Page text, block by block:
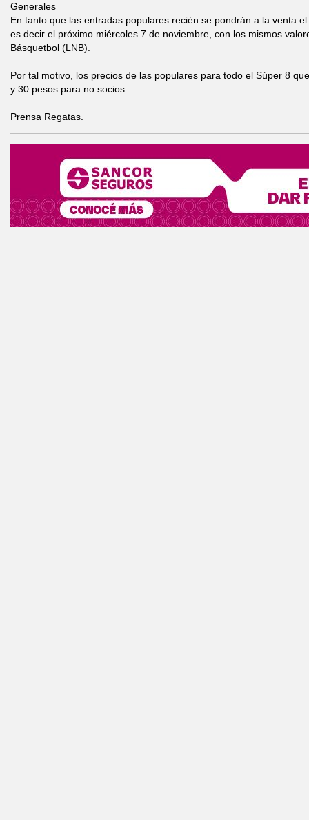
Generales
En tanto que las entradas populares recién se pondrán a la venta
es decir el próximo miércoles 7 de noviembre, con los mismos
Básquetbol (LNB).
Por tal motivo, los precios de las populares para todo el Súper 8
y 30 pesos para no socios.
Prensa Regatas.